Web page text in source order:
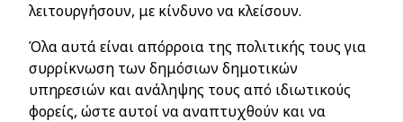
λειτουργήσουν, με κίνδυνο να κλείσουν.
Όλα αυτά είναι απόρροια της πολιτικής τους για
συρρίκνωση των δημόσιων δημοτικών
υπηρεσιών και ανάληψης τους από ιδιωτικούς
φορείς, ώστε αυτοί να αναπτυχθούν και να